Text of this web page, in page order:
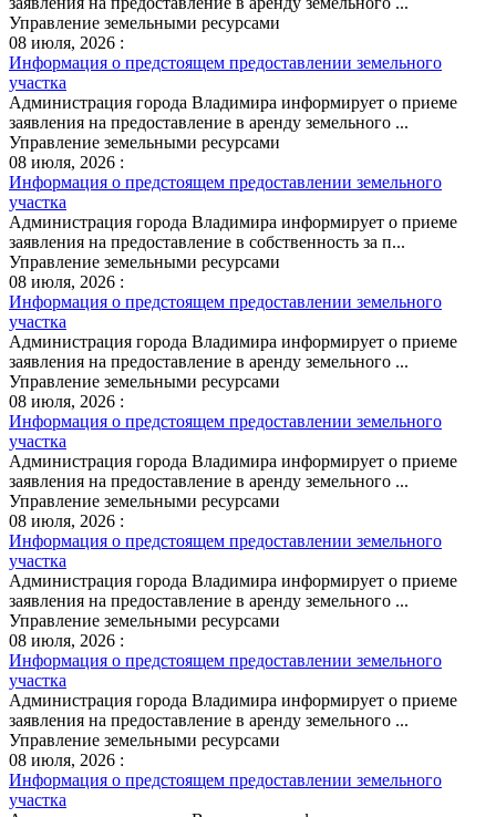
Управление земельными ресурсами
08 июля, 2026 :
Информация о предстоящем предоставлении земельного
участка
Администрация города Владимира информирует о приеме
заявления на предоставление в аренду земельного ...
Управление земельными ресурсами
08 июля, 2026 :
Информация о предстоящем предоставлении земельного
участка
Администрация города Владимира информирует о приеме
заявления на предоставление в собственность за п...
Управление земельными ресурсами
08 июля, 2026 :
Информация о предстоящем предоставлении земельного
участка
Администрация города Владимира информирует о приеме
заявления на предоставление в аренду земельного ...
Управление земельными ресурсами
08 июля, 2026 :
Информация о предстоящем предоставлении земельного
участка
Администрация города Владимира информирует о приеме
заявления на предоставление в аренду земельного ...
Управление земельными ресурсами
08 июля, 2026 :
Информация о предстоящем предоставлении земельного
участка
Администрация города Владимира информирует о приеме
заявления на предоставление в аренду земельного ...
Управление земельными ресурсами
08 июля, 2026 :
Информация о предстоящем предоставлении земельного
участка
Администрация города Владимира информирует о приеме
заявления на предоставление в аренду земельного ...
Управление земельными ресурсами
08 июля, 2026 :
Информация о предстоящем предоставлении земельного
участка